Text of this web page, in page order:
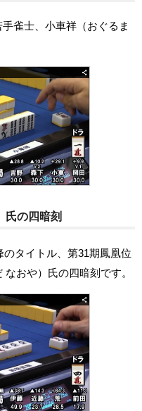
雀士、小車祥（おぐるま
氏の四暗刻
タイトル、第31期鳳凰位
おや）氏の四暗刻です。